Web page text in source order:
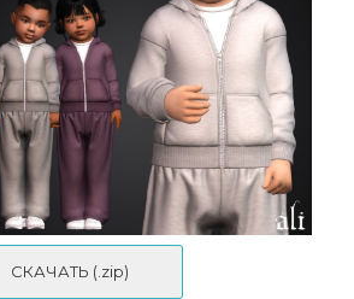
для младенцев - hello world infant
Cute Onesie for Toddler
СКАЧАТЬ (.zip)